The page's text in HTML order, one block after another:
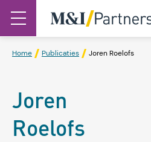
Home Publicaties Joren Roelofs
Joren
Roelofs